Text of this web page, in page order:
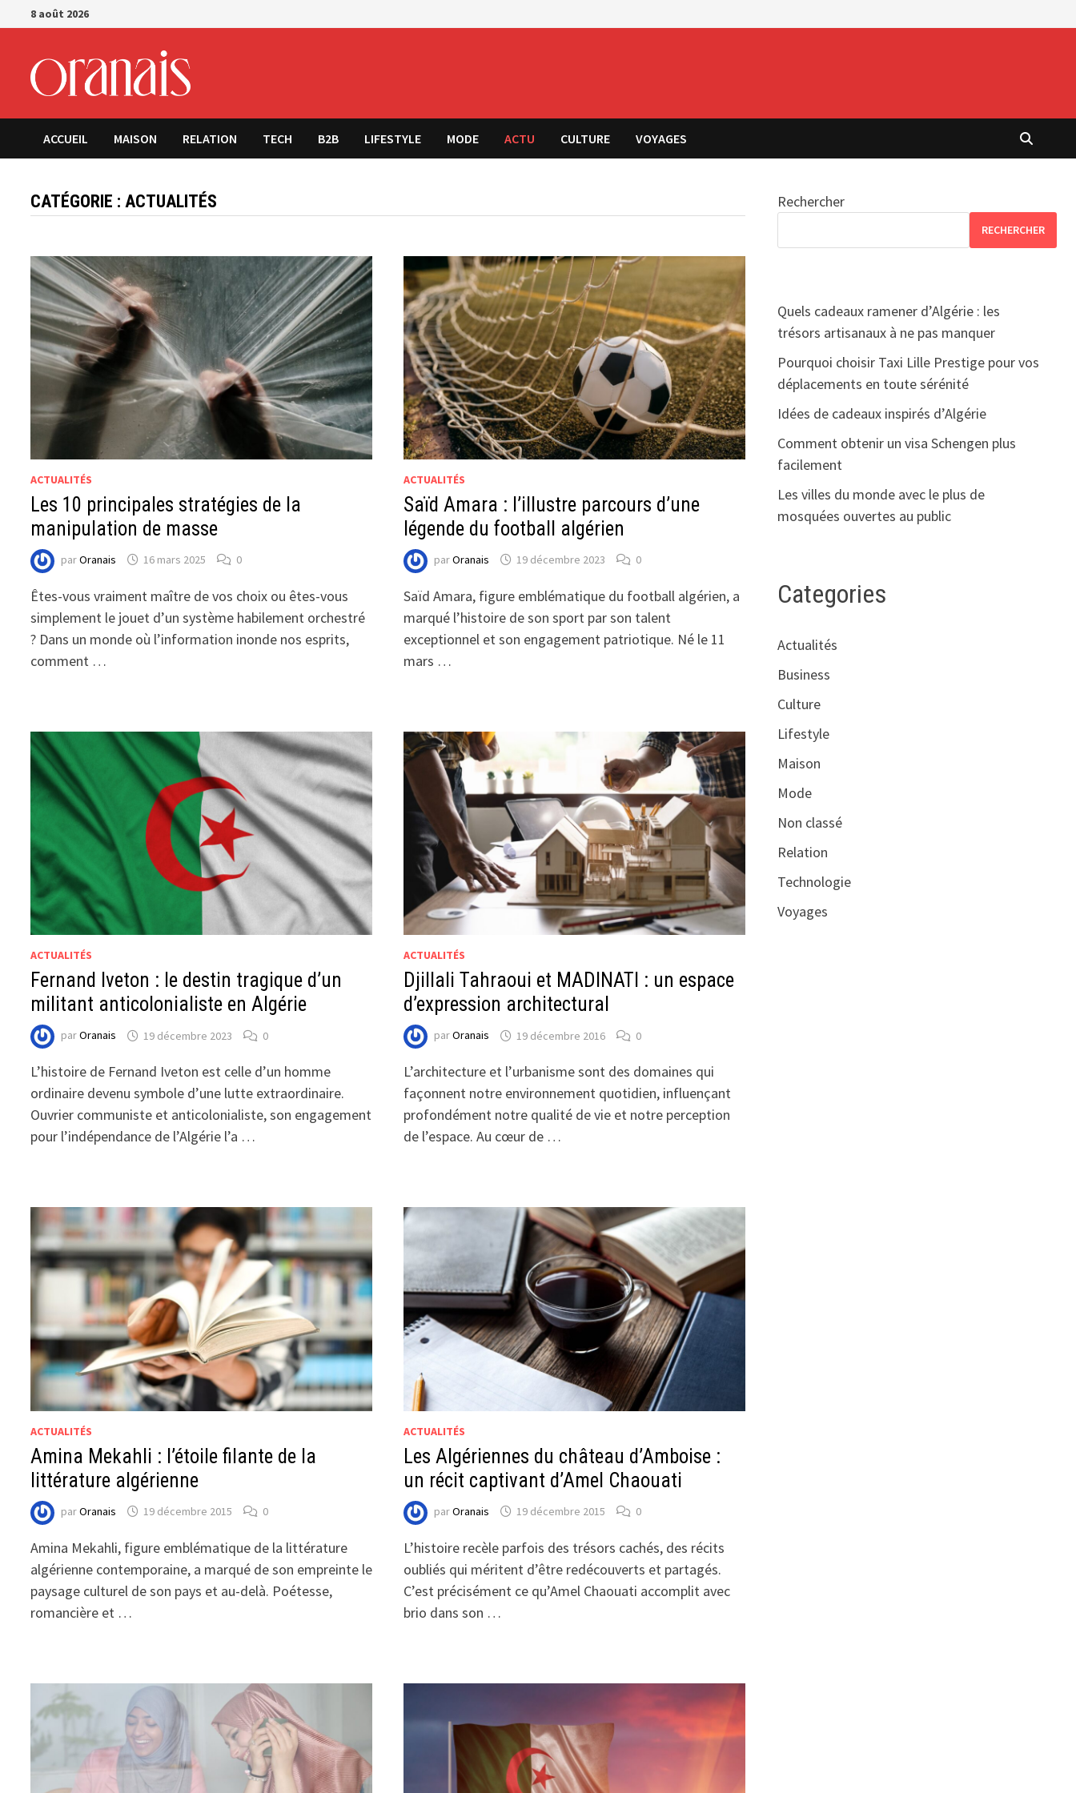
Passer
au
8 août 2026
ACCUEIL MAISON RELATION TECH B2B LIFESTYLE MODE ACTU CULTURE VOYAGES
CATÉGORIE : ACTUALITÉS
ACTUALITÉS
Les 10 principales stratégies de la
manipulation de masse
parOranais 16 mars 2025 0
Êtes-vous vraiment maître de vos choix ou êtes-vous
simplement le jouet d’un système habilement orchestré
? Dans un monde où l’information inonde nos esprits,
comment …
ACTUALITÉS
Saïd Amara : l’illustre parcours d’une
légende du football algérien
parOranais 19 décembre 2023 0
Saïd Amara, figure emblématique du football algérien, a
marqué l’histoire de son sport par son talent
exceptionnel et son engagement patriotique. Né le 11
mars …
ACTUALITÉS
Fernand Iveton : le destin tragique d’un
militant anticolonialiste en Algérie
parOranais 19 décembre 2023 0
L’histoire de Fernand Iveton est celle d’un homme
ordinaire devenu symbole d’une lutte extraordinaire.
Ouvrier communiste et anticolonialiste, son engagement
pour l’indépendance de l’Algérie l’a …
ACTUALITÉS
Djillali Tahraoui et MADINATI : un espace
d’expression architectural
parOranais 19 décembre 2016 0
L’architecture et l’urbanisme sont des domaines qui
façonnent notre environnement quotidien, influençant
profondément notre qualité de vie et notre perception
de l’espace. Au cœur de …
ACTUALITÉS
Amina Mekahli : l’étoile filante de la
littérature algérienne
parOranais 19 décembre 2015 0
Amina Mekahli, figure emblématique de la littérature
algérienne contemporaine, a marqué de son empreinte le
paysage culturel de son pays et au-delà. Poétesse,
romancière et …
ACTUALITÉS
Les Algériennes du château d’Amboise :
un récit captivant d’Amel Chaouati
parOranais 19 décembre 2015 0
L’histoire recèle parfois des trésors cachés, des récits
oubliés qui méritent d’être redécouverts et partagés.
C’est précisément ce qu’Amel Chaouati accomplit avec
brio dans son …
Rechercher
RECHERCHER
Quels cadeaux ramener d’Algérie : les
trésors artisanaux à ne pas manquer
Pourquoi choisir Taxi Lille Prestige pour vos
déplacements en toute sérénité
Idées de cadeaux inspirés d’Algérie
Comment obtenir un visa Schengen plus
facilement
Les villes du monde avec le plus de
mosquées ouvertes au public
Categories
Actualités
Business
Culture
Lifestyle
Maison
Mode
Non classé
Relation
Technologie
Voyages